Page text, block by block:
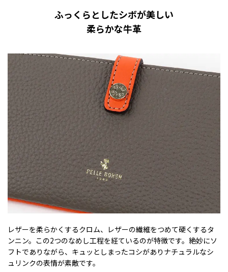
ふっくらとしたシボが美しい
柔らかな牛革
レザーを柔らかくするクロム、レザーの繊維をつめて硬くするタ
ンニン。この2つのなめし工程を経ているのが特徴です。絶妙にソ
フトでありながら、キュッとしまったコシがありナチュラルなシ
ュリンクの表情が素敵です。